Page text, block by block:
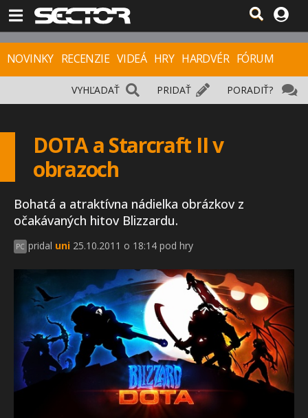
NOVINKY RECENZIE VIDEÁ HRY HARDVÉR FÓRUM
PORADIŤ?
PRIDAŤ
VYHĽADAŤ
DOTA a Starcraft II v
obrazoch
Bohatá a atraktívna nádielka obrázkov z
očakávaných hitov Blizzardu.
PC pridal uni 25.10.2011 o 18:14 pod hry